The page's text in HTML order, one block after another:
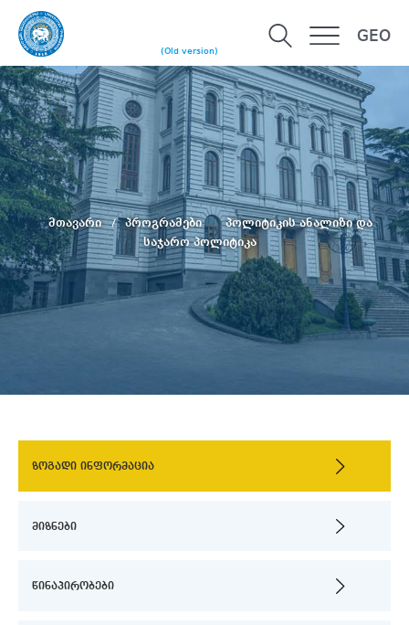
(Old version)
GEO
მთავარი პროგრამები
პოლიტიკის ანალიზი და
საჯარო პოლიტიკა
ზოგადი ინფორმაცია
მიზნები
წინაპირობები